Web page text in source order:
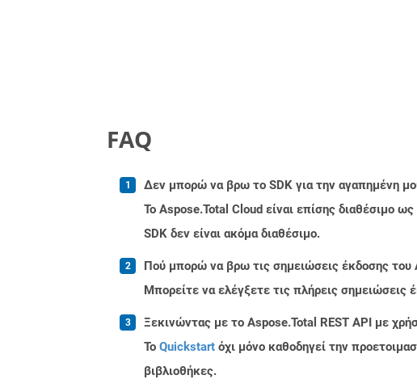
FAQ
Δεν μπορώ να βρω το SDK για την αγαπημένη
Το Aspose.Total Cloud είναι επίσης διαθέσιμο
SDK δεν είναι ακόμα διαθέσιμο.
Πού μπορώ να βρω τις σημειώσεις έκδοσης του
Μπορείτε να ελέγξετε τις πλήρεις σημειώσεις
Ξεκινώντας με το Aspose.Total REST API με
Το Quickstart όχι μόνο καθοδηγεί την
βιβλιοθήκες.